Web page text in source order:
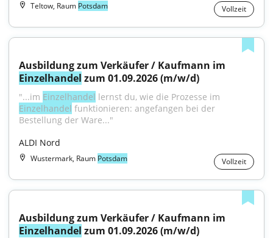
Teltow, Raum Potsdam Vollzeit
Einzelhandel zum 01.09.2026 (m/w/d)
"...im Einzelhandel
Einzelhandel funktionieren: angefangen bei der
Bestellung der Ware..."
ALDI Nord
Wustermark, Raum Potsdam Vollzeit
Einzelhandel zum 01.09.2026 (m/w/d)